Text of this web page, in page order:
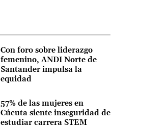
Con foro sobre liderazgo
femenino, ANDI Norte de
Santander impulsa la
equidad
57% de las mujeres en
Cúcuta siente inseguridad de
estudiar carrera STEM